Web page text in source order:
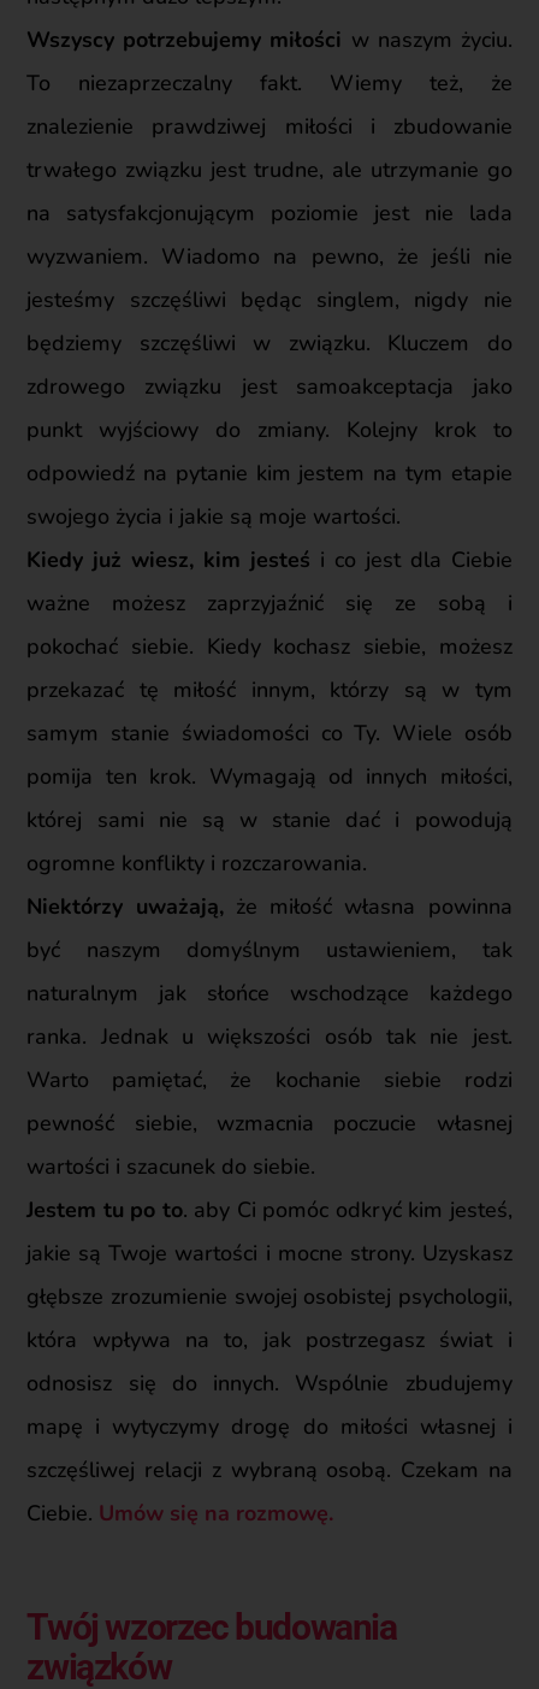
Wszyscy potrzebujemy miłości w naszym życiu.
To niezaprzeczalny fakt. Wiemy też, że
znalezienie prawdziwej miłości i zbudowanie
trwałego związku jest trudne, ale utrzymanie go
na satysfakcjonującym poziomie jest nie lada
wyzwaniem. Wiadomo na pewno, że jeśli nie
jesteśmy szczęśliwi będąc singlem, nigdy nie
będziemy szczęśliwi w związku. Kluczem do
zdrowego związku jest samoakceptacja jako
punkt wyjściowy do zmiany. Kolejny krok to
odpowiedź na pytanie kim jestem na tym etapie
swojego życia i jakie są moje wartości.
Kiedy już wiesz, kim jesteś i co jest dla Ciebie
ważne możesz zaprzyjaźnić się ze sobą i
pokochać siebie. Kiedy kochasz siebie, możesz
przekazać tę miłość innym, którzy są w tym
samym stanie świadomości co Ty. Wiele osób
pomija ten krok. Wymagają od innych miłości,
której sami nie są w stanie dać i powodują
ogromne konflikty i rozczarowania.
Niektórzy uważają, że miłość własna powinna
być naszym domyślnym ustawieniem, tak
naturalnym jak słońce wschodzące każdego
ranka. Jednak u większości osób tak nie jest.
Warto pamiętać, że kochanie siebie rodzi
pewność siebie, wzmacnia poczucie własnej
wartości i szacunek do siebie.
Jestem tu po to. aby Ci pomóc odkryć kim jesteś,
jakie są Twoje wartości i mocne strony. Uzyskasz
głębsze zrozumienie swojej osobistej psychologii,
która wpływa na to, jak postrzegasz świat i
odnosisz się do innych. Wspólnie zbudujemy
mapę i wytyczymy drogę do miłości własnej i
szczęśliwej relacji z wybraną osobą. Czekam na
Ciebie. Umów się na rozmowę.
Twój wzorzec budowania
związków